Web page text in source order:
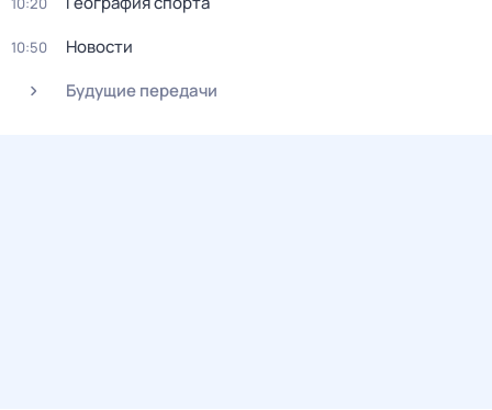
10:50
Новости
Будущие передачи